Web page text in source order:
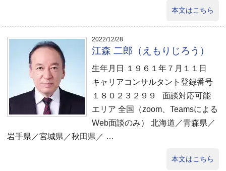
本文はこちら
2022/12/28
江森 二郎（えもりじろう）
生年月日 １９６１年７月１１日
キャリアコンサルタント登録番号
１８０２３２９９ 面談対応可能
エリア 全国（zoom、Teamsによる
Web面談のみ） 北海道／青森県／
岩手県／宮城県／秋田県／ …
本文はこちら